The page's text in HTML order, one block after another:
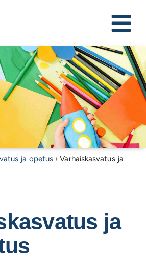
ja opetus ›Varhaiskasvatus ja
ja